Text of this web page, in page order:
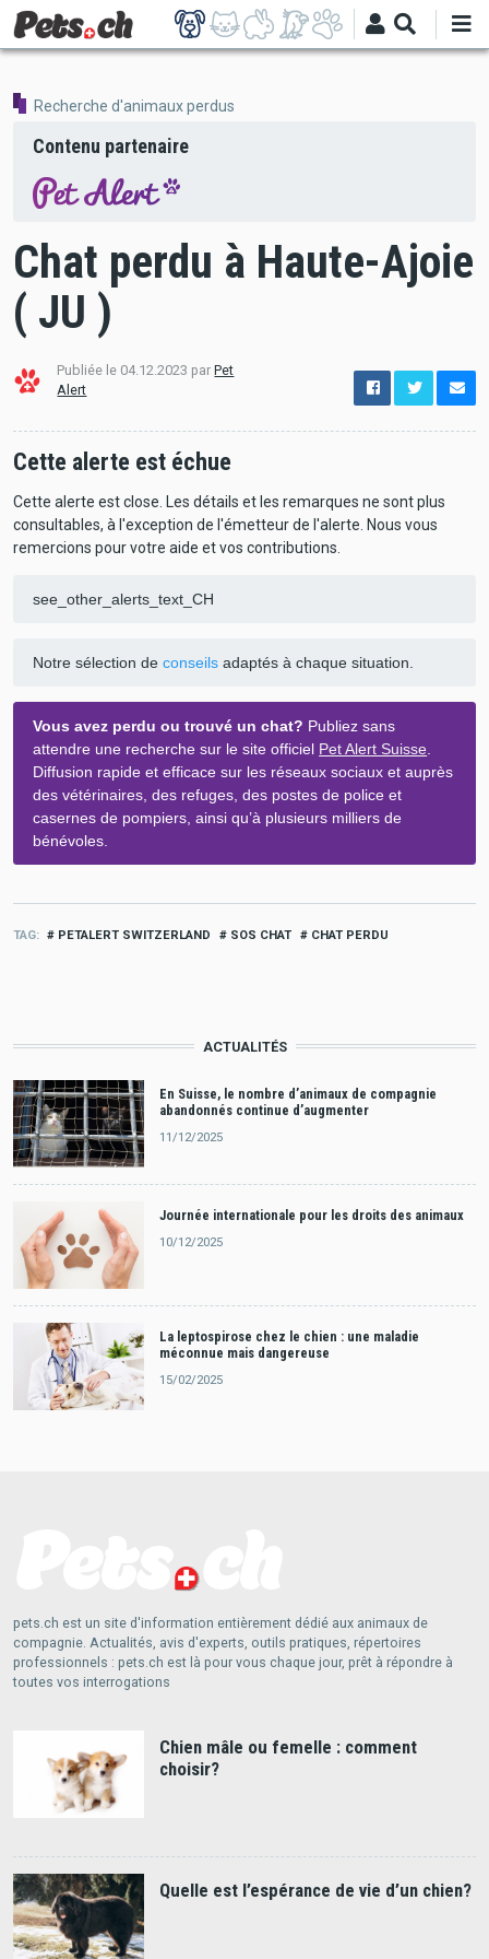
Aller
au
contenu
Recherche d'animaux perdus
Contenu partenaire
Chat perdu à Haute-Ajoie
( JU )
Publiée le 04.12.2023 parPet
Alert
configuration
Cette alerte est échue
Cette alerte est close. Les détails et les remarques ne sont plus
consultables, à l'exception de l'émetteur de l'alerte. Nous vous
remercions pour votre aide et vos contributions.
see_other_alerts_text_CH
Notre sélection deconseils adaptés à chaque situation.
Vous avez perdu ou trouvé un chat? Publiez sans
attendre une recherche sur le site officiel Pet Alert Suisse
Diffusion rapide et efficace sur les réseaux sociaux et auprès
des vétérinaires, des refuges, des postes de police et
casernes de pompiers, ainsi qu’à plusieurs milliers de
bénévoles.
TAG PETALERT SWITZERLAND SOS CHAT CHAT PERDU
ACTUALITÉS
En Suisse, le nombre d’animaux de compagnie
abandonnés continue d’augmenter
11/12/2025
Journée internationale pour les droits des animaux
10/12/2025
La leptospirose chez le chien : une maladie
méconnue mais dangereuse
15/02/2025
pets.ch est un site d'information entièrement dédié aux animaux de
compagnie. Actualités, avis d'experts, outils pratiques, répertoires
professionnels : pets.ch est là pour vous chaque jour, prêt à répondre à
toutes vos interrogations
Chien mâle ou femelle : comment
choisir?
Quelle est l’espérance de vie d’un chien?